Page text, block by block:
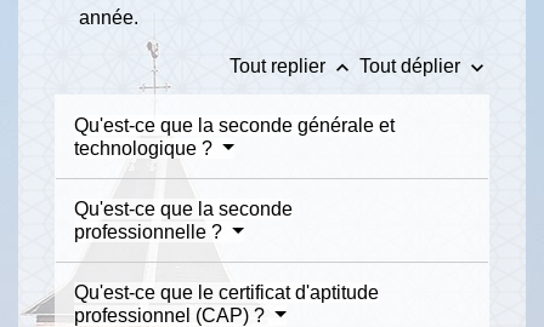
année.
Tout replier keyboard_arrow_up Tout déplier keyboard_arrow_down
Qu'est-ce que la seconde générale et
technologique ?
Qu'est-ce que la seconde
professionnelle ?
Qu'est-ce que le certificat d'aptitude
professionnel (CAP) ?